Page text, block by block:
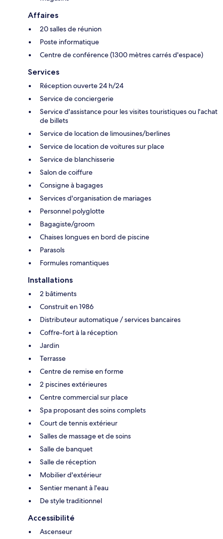
Affaires
20 salles de réunion
Poste informatique
Centre de conférence (1300 mètres carrés d'espace)
Services
Réception ouverte 24 h/24
Service de conciergerie
Service d'assistance pour les visites touristiques ou l'achat
de billets
Service de location de limousines/berlines
Service de location de voitures sur place
Service de blanchisserie
Salon de coiffure
Consigne à bagages
Services d'organisation de mariages
Personnel polyglotte
Bagagiste/groom
Chaises longues en bord de piscine
Parasols
Formules romantiques
Installations
2 bâtiments
Construit en 1986
Distributeur automatique / services bancaires
Coffre-fort à la réception
Jardin
Terrasse
Centre de remise en forme
2 piscines extérieures
Centre commercial sur place
Spa proposant des soins complets
Court de tennis extérieur
Salles de massage et de soins
Salle de banquet
Salle de réception
Mobilier d'extérieur
Sentier menant à l'eau
De style traditionnel
Accessibilité
Ascenseur